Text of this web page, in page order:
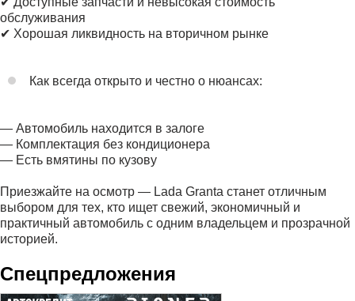
обслуживания
✔ Хорошая ликвидность на вторичном рынке
Как всегда открыто и честно о нюансах:
— Автомобиль находится в залоге
— Комплектация без кондиционера
— Есть вмятины по кузову
Приезжайте на осмотр — Lada Granta станет отличным
выбором для тех, кто ищет свежий, экономичный и
практичный автомобиль с одним владельцем и прозрачной
историей.
Спецпредложения